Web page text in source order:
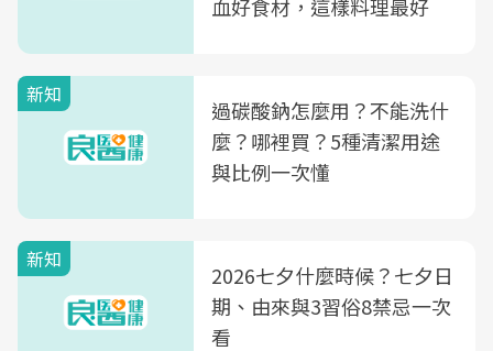
血好食材，這樣料理最好
新知
過碳酸鈉怎麼用？不能洗什
麼？哪裡買？5種清潔用途
與比例一次懂
新知
2026七夕什麼時候？七夕日
期、由來與3習俗8禁忌一次
看